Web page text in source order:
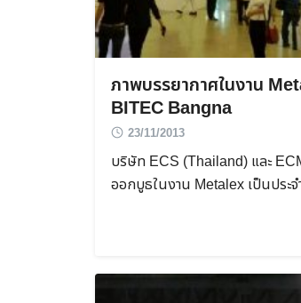
ภาพบรรยากาศในงาน
BITEC Bangna
23/11/2013
บริษัท ECS (Thailand) และ
ออกบูธในงาน Metalex เป็นประ